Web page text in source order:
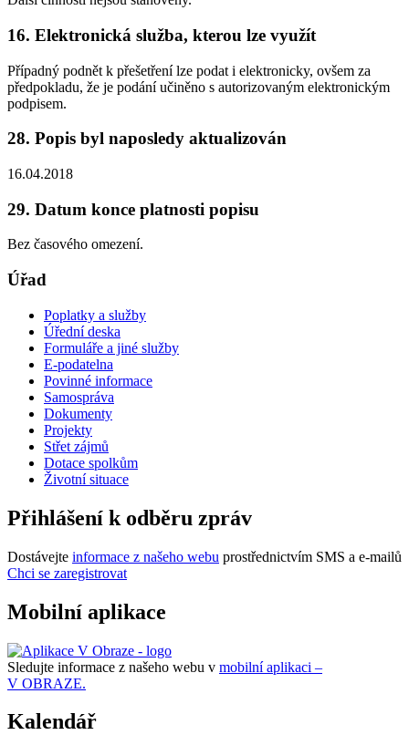
16. Elektronická služba, kterou lze využít
Případný podnět k přešetření lze podat i elektronicky, ovšem za
předpokladu, že je podání učiněno s autorizovaným elektronickým
podpisem.
28. Popis byl naposledy aktualizován
16.04.2018
29. Datum konce platnosti popisu
Bez časového omezení.
Úřad
Poplatky a služby
Úřední deska
Formuláře a jiné služby
E-podatelna
Povinné informace
Samospráva
Dokumenty
Projekty
Střet zájmů
Dotace spolkům
Životní situace
Přihlášení k odběru zpráv
Dostávejte informace z našeho webu prostřednictvím SMS a e-mailů
Chci se zaregistrovat
Mobilní aplikace
Sledujte informace z našeho webu v mobilní aplikaci –
V OBRAZE.
Kalendář